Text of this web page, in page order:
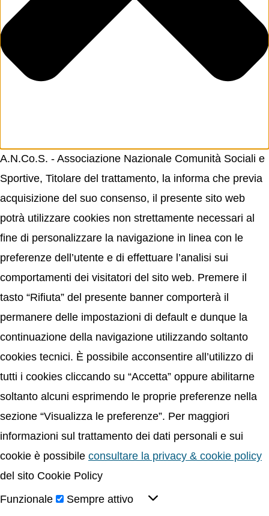
A.N.Co.S. - Associazione Nazionale Comunità Sociali e
Sportive, Titolare del trattamento, la informa che previa
acquisizione del suo consenso, il presente sito web
potrà utilizzare cookies non strettamente necessari al
fine di personalizzare la navigazione in linea con le
preferenze dell’utente e di effettuare l’analisi sui
comportamenti dei visitatori del sito web. Premere il
tasto “Rifiuta” del presente banner comporterà il
permanere delle impostazioni di default e dunque la
continuazione della navigazione utilizzando soltanto
cookies tecnici. È possibile acconsentire all’utilizzo di
tutti i cookies cliccando su “Accetta” oppure abilitarne
soltanto alcuni esprimendo le proprie preferenze nella
sezione “Visualizza le preferenze”. Per maggiori
informazioni sul trattamento dei dati personali e sui
cookie è possibile consultare la privacy & cookie policy
del sito Cookie Policy
Funzionale
Sempre attivo